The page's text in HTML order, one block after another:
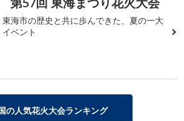
東海市の歴史と共に歩んできた、夏の一大
イベント
の人気花火大会ランキング